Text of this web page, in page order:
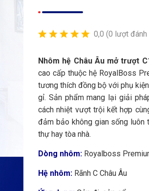
0,0 (0 lượt đánh
Nhôm hệ Châu Âu mở trượt
cao cấp thuộc hệ RoyalBoss
tương thích đồng bộ với phụ
gỉ. Sản phẩm mang lại giải
cách nhiệt vượt trội kết hợp
đảm bảo không gian sống luôn
thự hay tòa nhà.
Dòng nhôm: Royalboss
Hệ nhôm: Rãnh C Châu Âu